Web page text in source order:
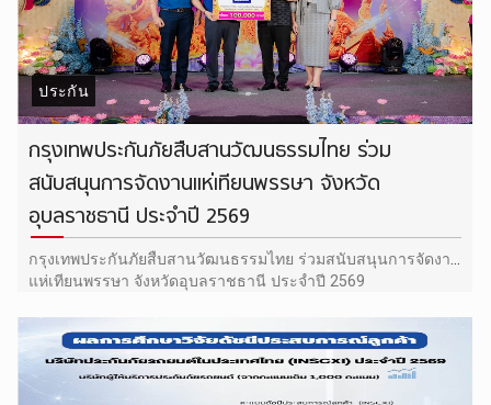
ประกัน
กรุงเทพประกันภัยสืบสานวัฒนธรรมไทย ร่วม
สนับสนุนการจัดงานแห่เทียนพรรษา จังหวัด
อุบลราชธานี ประจำปี 2569
กรุงเทพประกันภัยสืบสานวัฒนธรรมไทย ร่วมสนับสนุนการจัดงาน
แห่เทียนพรรษา จังหวัดอุบลราชธานี ประจำปี 2569